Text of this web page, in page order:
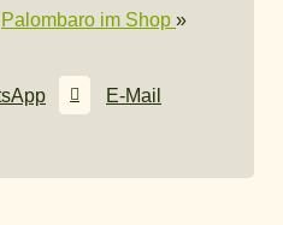
Palombaro im Shop »
E-Mail